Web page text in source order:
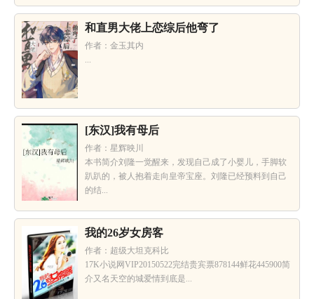
和直男大佬上恋综后他弯了
作者：金玉其内
...
[东汉]我有母后
作者：星辉映川
本书简介刘隆一觉醒来，发现自己成了小婴儿，手脚软
趴趴的，被人抱着走向皇帝宝座。刘隆已经预料到自己
的结...
我的26岁女房客
作者：超级大坦克科比
17K小说网VIP20150522完结贵宾票878144鲜花445900简
介又名天空的城爱情到底是...